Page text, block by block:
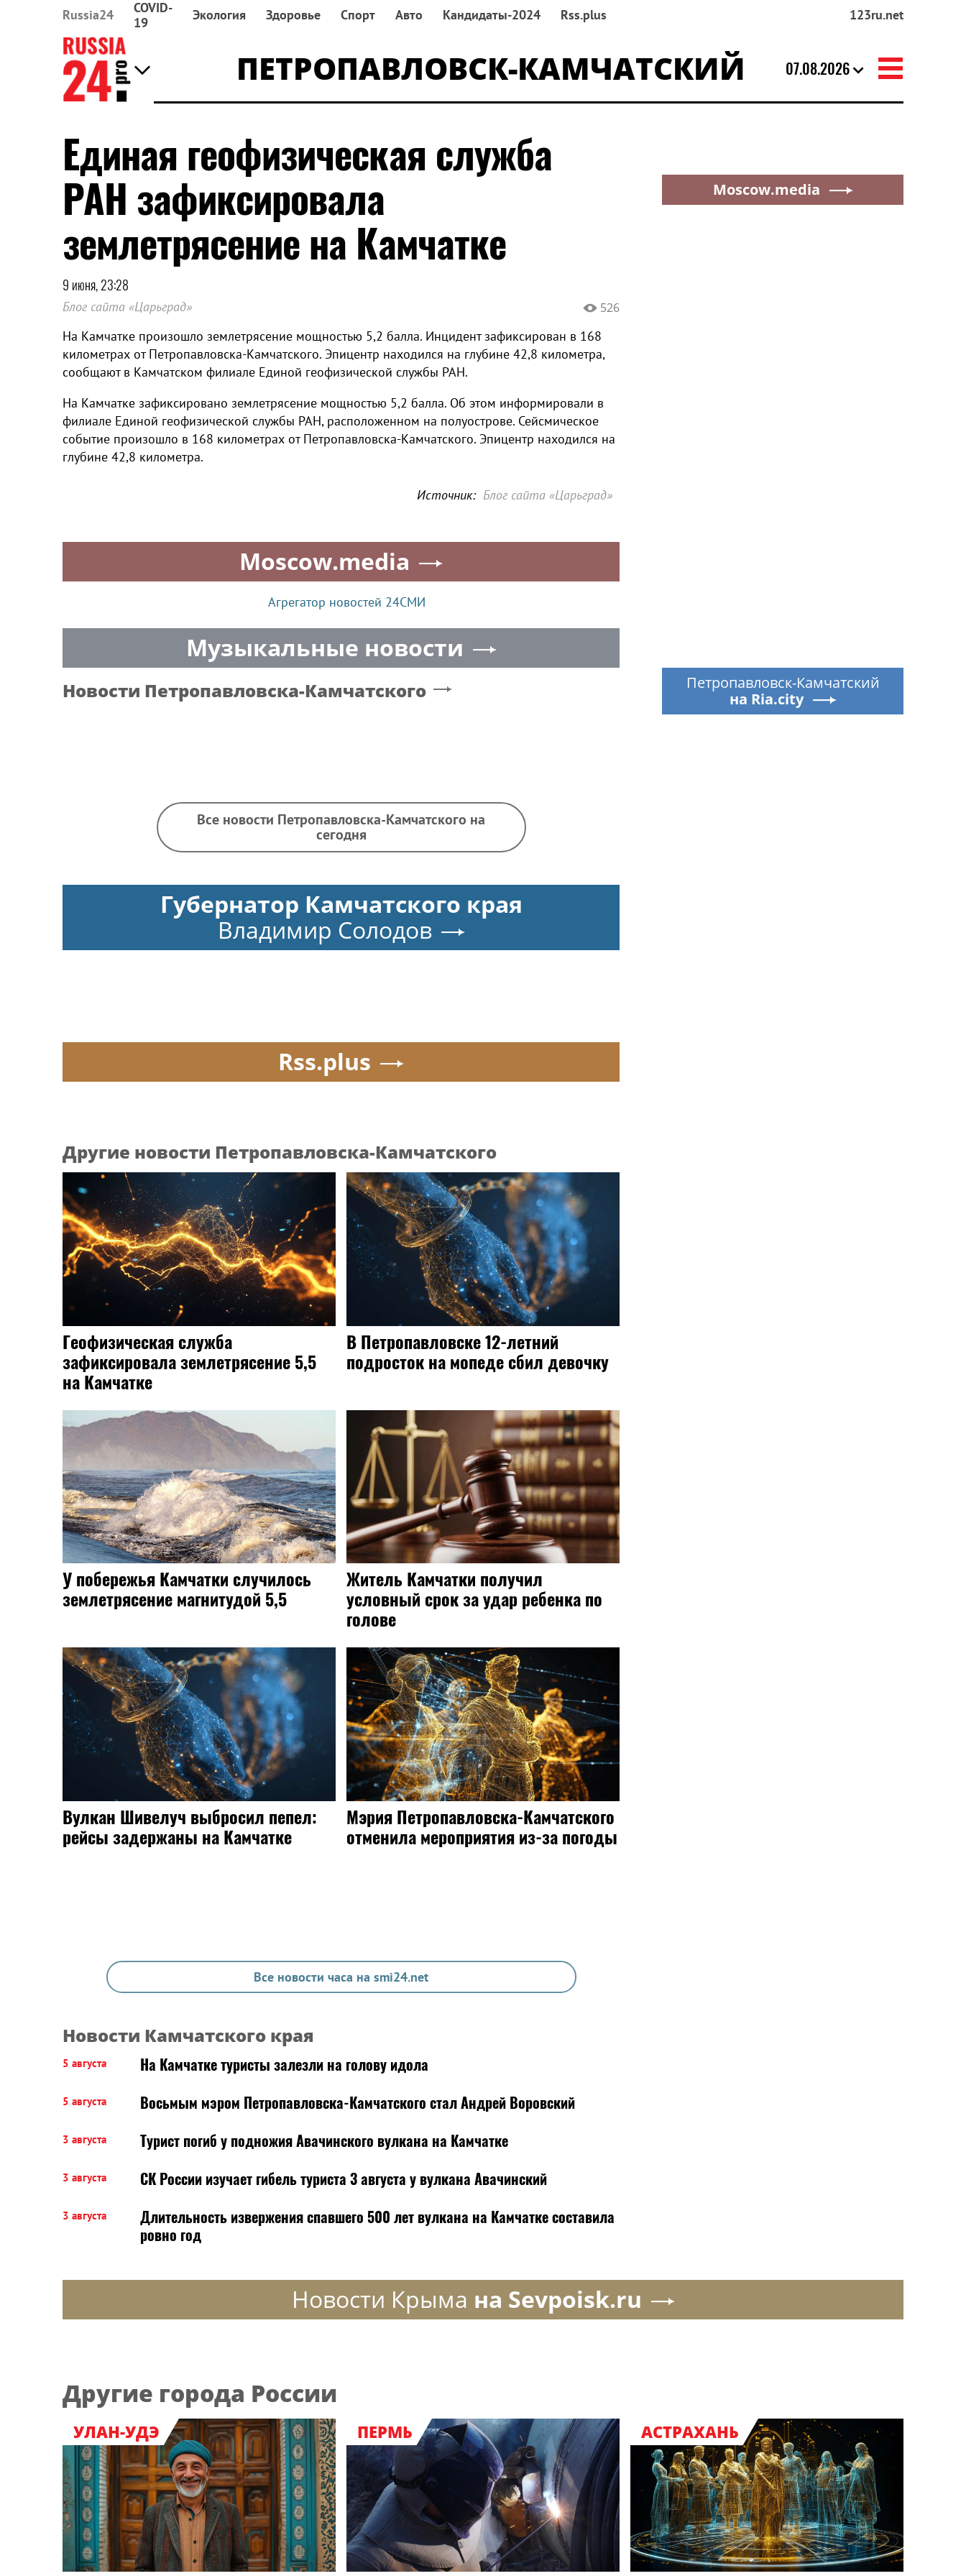
Russia24
COVID-
19
Экология Здоровье Спорт Авто Кандидаты-2024 Rss.plus 123ru.net
ПЕТРОПАВЛОВСК-КАМЧАТСКИЙ 07.08.2026
Единая геофизическая служба
РАН зафиксировала
землетрясение на Камчатке
9 июня, 23:28
Блог сайта «Царьград» 526
На Камчатке произошло землетрясение мощностью 5,2 балла. Инцидент зафиксирован в 168
километрах от Петропавловска-Камчатского. Эпицентр находился на глубине 42,8 километра,
сообщают в Камчатском филиале Единой геофизической службы РАН.
На Камчатке зафиксировано землетрясение мощностью 5,2 балла. Об этом информировали в
филиале Единой геофизической службы РАН, расположенном на полуострове. Сейсмическое
событие произошло в 168 километрах от Петропавловска-Камчатского. Эпицентр находился на
глубине 42,8 километра.
Источник: Блог сайта «Царьград»
Moscow.media
Агрегатор новостей 24СМИ
Музыкальные новости
Новости Петропавловска-Камчатского
Все новости Петропавловска-Камчатского на
сегодня
Губернатор Камчатского края
Владимир Солодов
Rss.plus
Другие новости Петропавловска-Камчатского
Геофизическая служба
зафиксировала землетрясение 5,5
на Камчатке
В Петропавловске 12-летний
подросток на мопеде сбил девочку
У побережья Камчатки случилось
землетрясение магнитудой 5,5
Житель Камчатки получил
условный срок за удар ребенка по
голове
Вулкан Шивелуч выбросил пепел:
рейсы задержаны на Камчатке
Мэрия Петропавловска-Камчатского
отменила мероприятия из-за погоды
Все новости часа на smi24.net
Новости Камчатского края
5 августа На Камчатке туристы залезли на голову идола
5 августа Восьмым мэром Петропавловска-Камчатского стал Андрей Воровский
3 августа Турист погиб у подножия Авачинского вулкана на Камчатке
3 августа СК России изучает гибель туриста 3 августа у вулкана Авачинский
3 августа
Длительность извержения спавшего 500 лет вулкана на Камчатке составила
ровно год
Moscow.media
Петропавловск-Камчатский
на Ria.city
Новости Крыма на Sevpoisk.ru
Другие города России
УЛАН-УДЭ ПЕРМЬ АСТРАХАНЬ